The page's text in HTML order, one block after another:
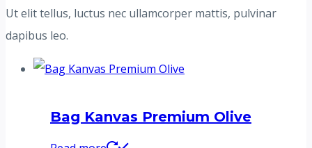
Ut elit tellus, luctus nec ullamcorper mattis, pulvinar
dapibus leo.
Bag Kanvas Premium Olive